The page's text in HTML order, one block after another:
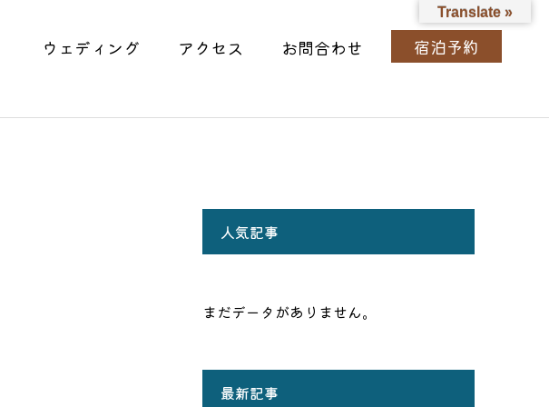
ウェディング アクセス お問合わせ 宿泊予約
人気記事
まだデータがありません。
最新記事
Translate »